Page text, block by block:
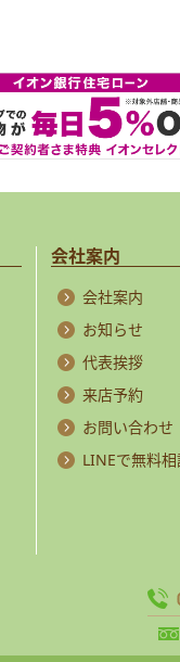
会社案内
会社案内
お知らせ
代表挨拶
来店予約
お問い合わせ
LINEで無料